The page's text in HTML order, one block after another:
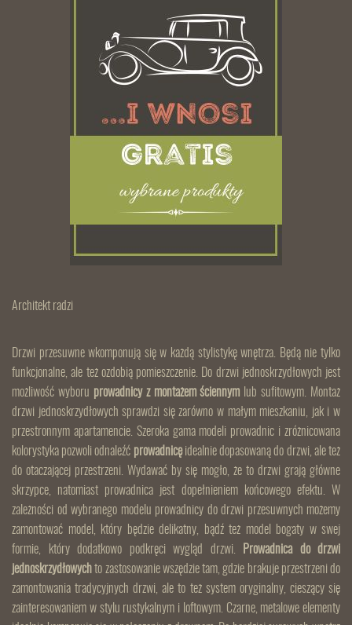
Architekt radzi
Drzwi przesuwne wkomponują się w każdą stylistykę wnętrza. Będą nie tylko
funkcjonalne, ale też ozdobią pomieszczenie. Do drzwi jednoskrzydłowych jest
możliwość wyboru prowadnicy z montażem ściennym lub sufitowym. Montaż
drzwi jednoskrzydłowych sprawdzi się zarówno w małym mieszkaniu, jak i w
przestronnym apartamencie. Szeroka gama modeli prowadnic i zróżnicowana
kolorystyka pozwoli odnaleźć prowadnicęidealnie dopasowaną do drzwi, ale też
do otaczającej przestrzeni. Wydawać by się mogło, że to drzwi grają główne
skrzypce, natomiast prowadnica jest dopełnieniem końcowego efektu. W
zależności od wybranego modelu prowadnicy do drzwi przesuwnych możemy
zamontować model, który będzie delikatny, bądź też model bogaty w swej
formie, który dodatkowo podkręci wygląd drzwi.
Prowadnica do drzwi
jednoskrzydłowychto zastosowanie wszędzie tam, gdzie brakuje przestrzeni do
zamontowania tradycyjnych drzwi, ale to też system oryginalny, cieszący się
zainteresowaniem w stylu rustykalnym i loftowym. Czarne, metalowe elementy